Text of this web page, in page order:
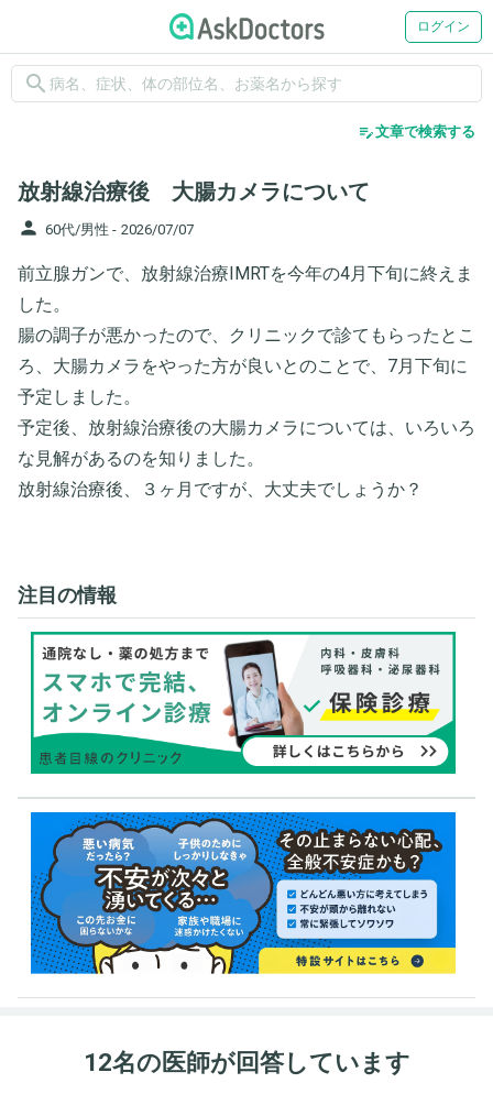
ログイン
search
edit_note文章で検索する
放射線治療後 大腸カメラについて
person 60代/男性 - 2026/07/07
前立腺ガンで、放射線治療IMRTを今年の4月下旬に終えま
した。
腸の調子が悪かったので、クリニックで診てもらったとこ
ろ、大腸カメラをやった方が良いとのことで、7月下旬に
予定しました。
予定後、放射線治療後の大腸カメラについては、いろいろ
な見解があるのを知りました。
放射線治療後、３ヶ月ですが、大丈夫でしょうか？
注目の情報
12名の医師が回答しています